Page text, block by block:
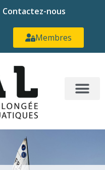
Contactez-nous
Membres